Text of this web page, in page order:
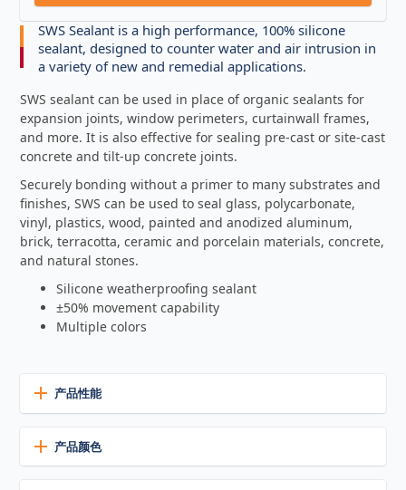
SWS Sealant is a high performance, 100% silicone
sealant, designed to counter water and air intrusion in
a variety of new and remedial applications.
SWS sealant can be used in place of organic sealants for
expansion joints, window perimeters, curtainwall frames,
and more. It is also effective for sealing pre-cast or site-cast
concrete and tilt-up concrete joints.
Securely bonding without a primer to many substrates and
finishes, SWS can be used to seal glass, polycarbonate,
vinyl, plastics, wood, painted and anodized aluminum,
brick, terracotta, ceramic and porcelain materials, concrete,
and natural stones.
Silicone weatherproofing sealant
±50% movement capability
Multiple colors
产品性能
Proven long-term resistance to extreme temperatures,
产品颜色